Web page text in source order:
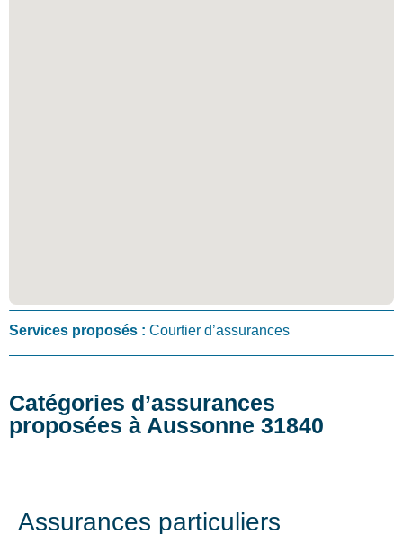
Services proposés : Courtier d’assurances
Catégories d’assurances
proposées à Aussonne 31840
Assurances particuliers